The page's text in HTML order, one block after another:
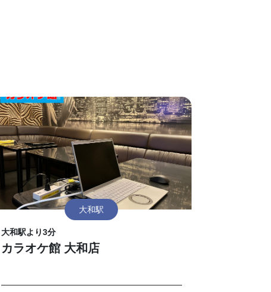
大和駅
大和駅より3分
カラオケ館 大和店